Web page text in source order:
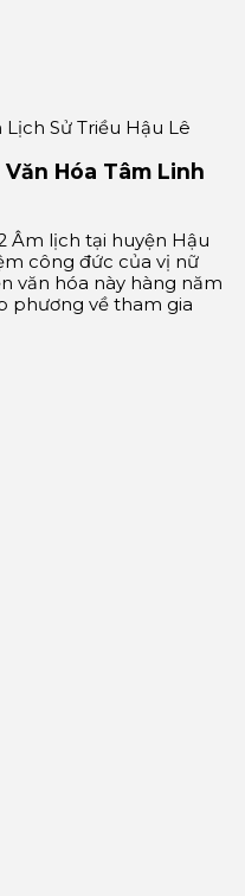
Sử Triều Hậu Lê
Hóa Tâm Linh
Âm lịch tại huyện Hậu
công đức của vị nữ
văn hóa này hàng năm
phương về tham gia